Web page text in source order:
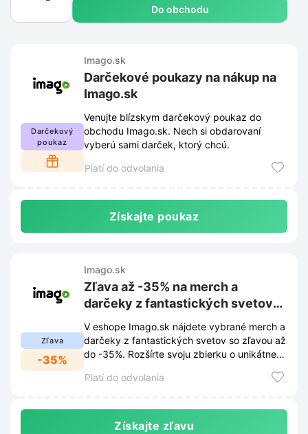
Do obchodu
Darčekový
poukaz
Imago.sk
Darčekové poukazy na nákup na
Imago.sk
Venujte blízskym darčekový poukaz do
obchodu Imago.sk. Nech si obdarovaní
vyberú sami darček, ktorý chcú.
Platí do odvolania
Získajte poukaz
Zľava
-35%
Imago.sk
Zľava až -35% na merch a
darčeky z fantastických svetov
na Imago.sk
V eshope Imago.sk nájdete vybrané merch a
darčeky z fantastických svetov so zľavou až
do -35%. Rozšírte svoju zbierku o unikátne
Platí do odvolania
Získajte zľavu